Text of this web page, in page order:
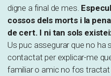
digne a final de mes.
cossos dels morts i la
de cert. I ni tan sols
Us puc assegurar que no ha
contactat per explicar-me
familiar o amic no fos tractat